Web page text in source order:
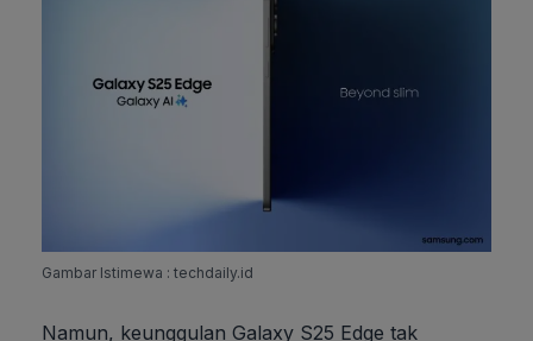
Gambar Istimewa : techdaily.id
Namun, keunggulan Galaxy S25 Edge tak